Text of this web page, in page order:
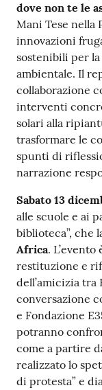
dove non te le
Mani Tese nella
innovazioni
sostenibili per
ambientale. Il
collaborazione
interventi
solari alla
trasformare le
spunti di
narrazione
Sabato 13
alle scuole e ai
biblioteca”, che
Africa.
restituzione e
dell’amicizia tra
conversazione
e Fondazione
potranno
come a partire
realizzato lo
di protesta” e